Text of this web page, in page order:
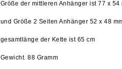
Größe der mittleren Anhänger ist 77 x 54
und Größe 2 Seiten Anhänger 52 x 48
gesamtlänge der Kette ist 65 cm
Gewicht. 88 Gramm